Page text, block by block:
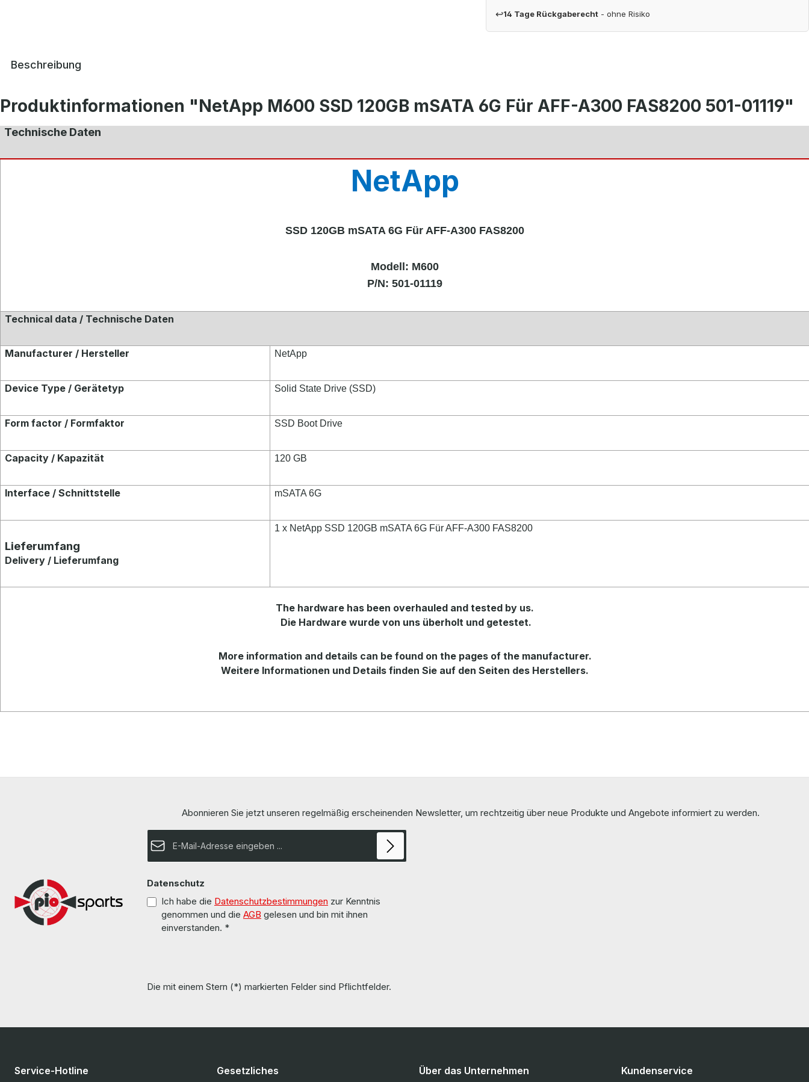
↩14 Tage Rückgaberecht - ohne Risiko
Beschreibung
Produktinformationen "NetApp M600 SSD 120GB mSATA 6G Für AFF-A300 FAS8200 501-01119"
Technische Daten
NetApp
SSD 120GB mSATA 6G Für AFF-A300 FAS8200
Modell: M600
P/N: 501-01119
Technical data / Technische Daten
Manufacturer / Hersteller NetApp
Device Type / Gerätetyp Solid State Drive (SSD)
Form factor / Formfaktor SSD Boot Drive
Capacity / Kapazität 120 GB
Interface / Schnittstelle mSATA 6G
Lieferumfang
Delivery / Lieferumfang
1 x NetApp SSD 120GB mSATA 6G Für AFF-A300 FAS8200
The hardware has been overhauled and tested by us.
Die Hardware wurde von uns überholt und getestet.
Moreinformation and details can be found on the pages of the manufacturer.
Weitere Informationen und Details finden Sie auf den Seiten des Herstellers.
Abonnieren Sie jetzt unseren regelmäßig erscheinenden Newsletter, um rechtzeitig über neue Produkte und Angebote informiert zu werden.
E-Mail-Adresse*
Datenschutz
Ich habe die Datenschutzbestimmungen zur Kenntnis
genommen und die AGB gelesen und bin mit ihnen
einverstanden. *
Die mit einem Stern (*) markierten Felder sind Pflichtfelder.
Service-Hotline Gesetzliches Über das Unternehmen Kundenservice